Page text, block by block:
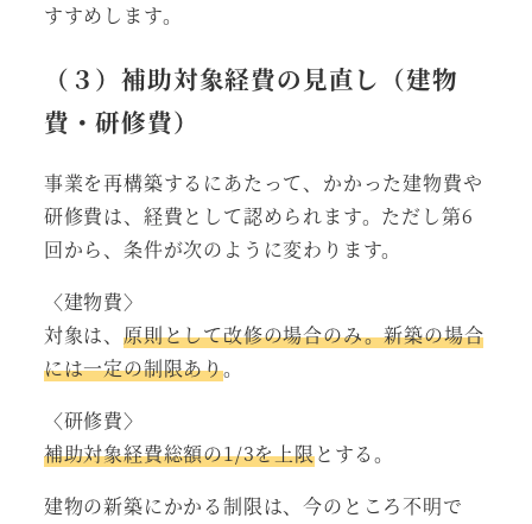
すすめします。
（３）補助対象経費の見直し（建物
費・研修費）
事業を再構築するにあたって、かかった建物費や
研修費は、経費として認められます。ただし第6
回から、条件が次のように変わります。
〈建物費〉
対象は、 原則として改修の場合のみ。新築の場合
には一定の制限あり。
〈研修費〉
補助対象経費総額の1/3を上限とする。
建物の新築にかかる制限は、今のところ不明で